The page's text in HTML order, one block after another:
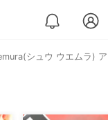
シュウ ウエムラ)